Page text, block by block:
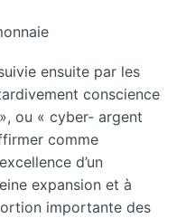
ensuite par les
conscience
ou « cyber- argent
comme
d’un
expansion et à
importante des